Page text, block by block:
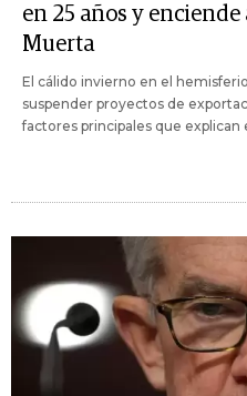
en 25 años y enciende
Muerta
El cálido invierno en el
suspender proyectos de
factores principales que